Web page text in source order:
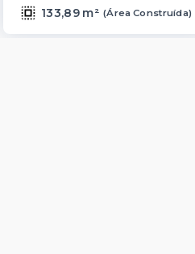
133,89 m² (Área Construída)